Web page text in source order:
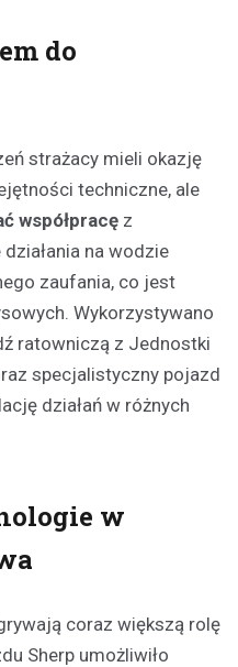
do
strażacy mieli okazję
techniczne, ale
współpracę z
na wodzie
zaufania, co jest
Wykorzystywano
ratowniczą z Jednostki
specjalistyczny pojazd
działań w różnych
w
coraz większą rolę
Sherp umożliwiło